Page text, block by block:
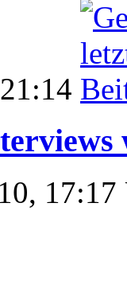
21:14
17:17